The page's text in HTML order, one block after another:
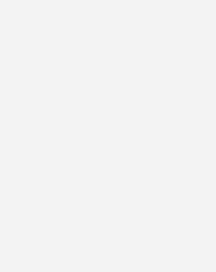
den Strom, den sie